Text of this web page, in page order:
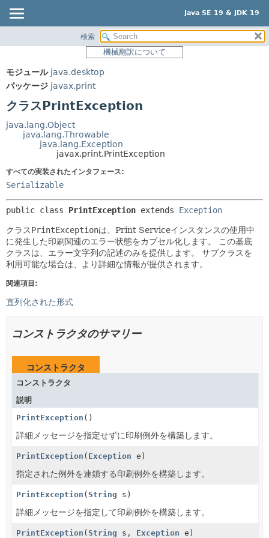
Java SE 19 & JDK 19
パッケージ
使用
ツリー
プレビュー
新規
非推奨
索引
サマリー:
ネスト済
フィールド
検索
機械翻訳について
モジュール java.desktop
パッケージ javax.print
クラスPrintException
java.lang.Object
java.lang.Throwable
java.lang.Exception
javax.print.PrintException
すべての実装されたインタフェース:
Serializable
public class PrintException extends Exception
クラスPrintExceptionは、Print Serviceインスタンスの使用中
に発生した印刷関連のエラー状態をカプセル化します。
この基底
クラスは、エラー文字列の記述のみを提供します。
サブクラスを
利用可能な場合は、より詳細な情報が提供されます。
関連項目:
直列化された形式
コンストラクタのサマリー
コンストラクタ
コンストラクタ
説明
PrintException ()
詳細メッセージを指定せずに印刷例外を構築します。
PrintException ( Exception e)
指定された例外を連鎖する印刷例外を構築します。
PrintException (String s)
詳細メッセージを指定して印刷例外を構築します。
PrintException (String s, Exception e)